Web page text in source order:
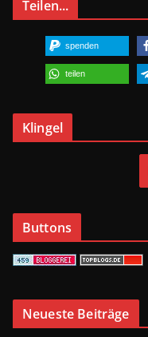
Teilen...
spenden
teilen
Klingel
Buttons
Neueste Beiträge